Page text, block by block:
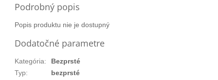
Podrobný popis
Popis produktu nie je dostupný
Dodatočné parametre
Kategória:
Bezprsté
Typ:
bezprsté